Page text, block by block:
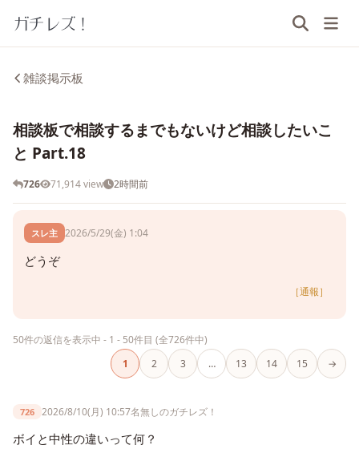
ガチレズ！
雑談掲示板
相談板で相談するまでもないけど相談したいこ
と Part.18
726 71,914 view 2時間前
スレ主 2026/5/29(金) 1:04
どうぞ
［通報］
50件の返信を表示中 - 1 - 50件目 (全726件中)
1
2 3 … 13 14 15 →
726 2026/8/10(月) 10:57名無しのガチレズ！
ボイと中性の違いって何？